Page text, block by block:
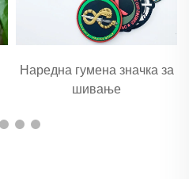
Наредна гумена значка за
шивање